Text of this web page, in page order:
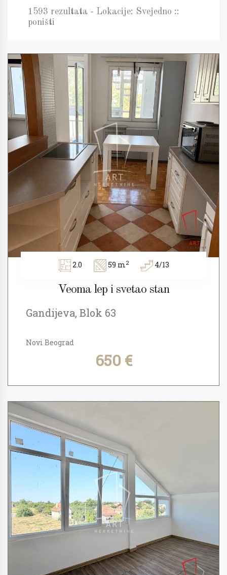
1593 rezultata - Lokacije: Svejedno ::
poništi
2.0 59 m2 4/13
Veoma lep i svetao stan
Gandijeva, Blok 63
Novi Beograd
650 €